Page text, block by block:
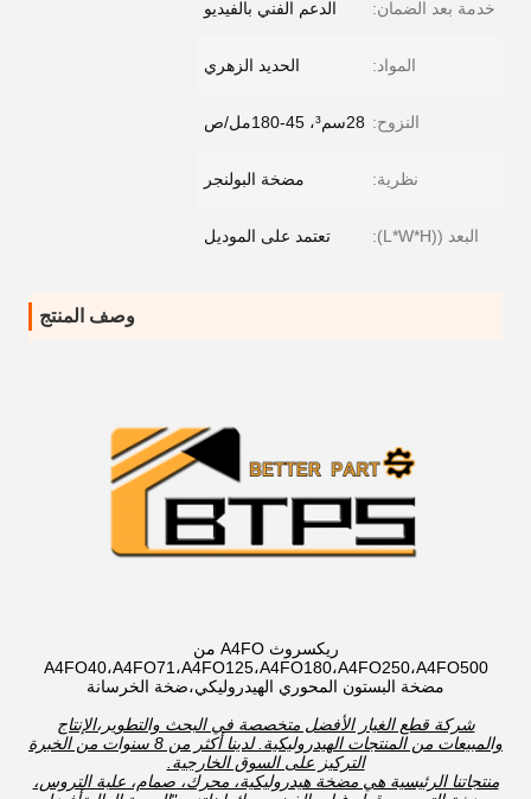
خدمة بعد الضمان: الدعم الفني بالفيديو
المواد: الحديد الزهري
النزوح: 28سم³، 45-180مل/ص
نظرية: مضخة البولنجر
البعد ((L*W*H): تعتمد على الموديل
وصف المنتج
ريكسروث A4FO من
A4FO40،A4FO71،A4FO125،A4FO180،A4FO250،A4FO500
مضخة البستون المحوري الهيدروليكي،ضخة الخرسانة
شركة قطع الغيار الأفضل متخصصة في البحث والتطوير،الإنتاج
والمبيعات من المنتجات الهيدروليكية. لدينا أكثر من 8 سنوات من الخبرة
التركيز على السوق الخارجية.
منتجاتنا الرئيسية هي مضخة هيدروليكية، محرك، صمام، علبة التروس،